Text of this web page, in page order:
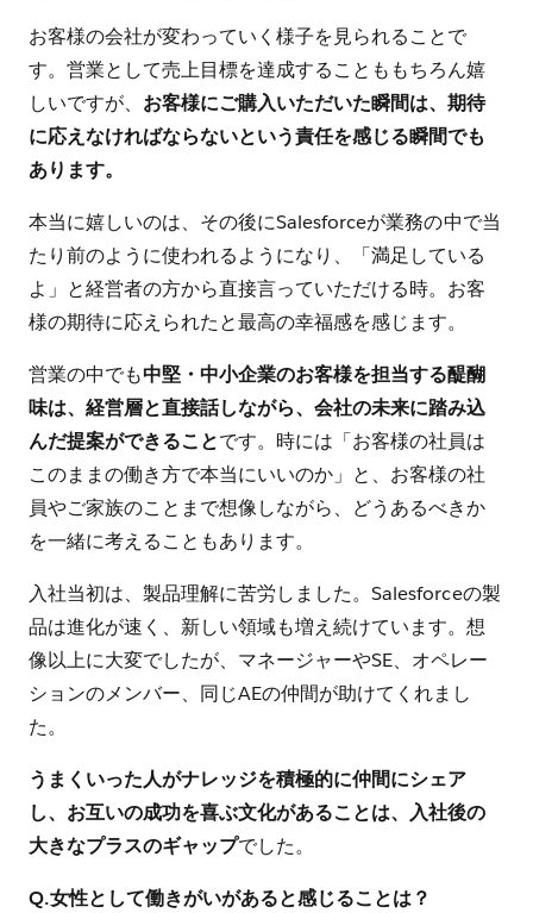
お客様の会社が変わっていく様子を見られることで
す。営業として売上目標を達成することももちろん嬉
しいですが、 お客様にご購入いただいた瞬間は、期待
に応えなければならないという責任を感じる瞬間でも
あります。
本当に嬉しいのは、その後にSalesforceが業務の中で当
たり前のように使われるようになり、「満足している
よ」と経営者の方から直接言っていただける時。お客
様の期待に応えられたと最高の幸福感を感じます。
営業の中でも中堅・中小企業のお客様を担当する醍醐
味は、経営層と直接話しながら、会社の未来に踏み込
んだ提案ができることです。時には「お客様の社員は
このままの働き方で本当にいいのか」と、お客様の社
員やご家族のことまで想像しながら、どうあるべきか
を一緒に考えることもあります。
入社当初は、製品理解に苦労しました。Salesforceの製
品は進化が速く、新しい領域も増え続けています。想
像以上に大変でしたが、マネージャーやSE、オペレー
ションのメンバー、同じAEの仲間が助けてくれまし
た。
うまくいった人がナレッジを積極的に仲間にシェア
し、お互いの成功を喜ぶ文化があることは、入社後の
大きなプラスのギャップでした。
Q.女性として働きがいがあると感じることは？